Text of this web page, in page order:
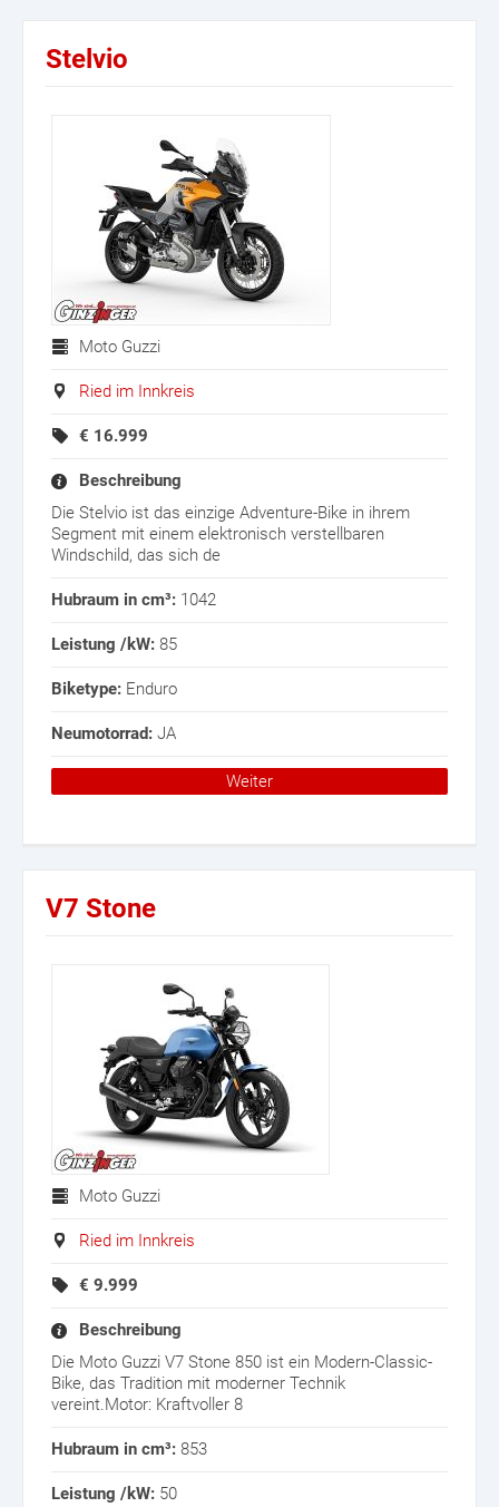
Stelvio
Moto Guzzi
Ried im Innkreis
€ 16.999
Beschreibung
Die Stelvio ist das einzige Adventure-Bike in ihrem
Segment mit einem elektronisch verstellbaren
Windschild, das sich de
Hubraum in cm³: 1042
Leistung /kW: 85
Biketype: Enduro
Neumotorrad: JA
Weiter
V7 Stone
Moto Guzzi
Ried im Innkreis
€ 9.999
Beschreibung
Die Moto Guzzi V7 Stone 850 ist ein Modern-Classic-
Bike, das Tradition mit moderner Technik
vereint.Motor: Kraftvoller 8
Hubraum in cm³: 853
Leistung /kW: 50